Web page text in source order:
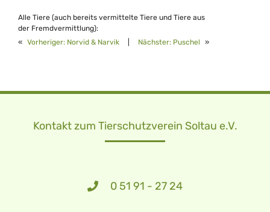
Alle Tiere (auch bereits vermittelte Tiere und Tiere aus
der Fremdvermittlung):
« Vorheriger: Norvid & Narvik Nächster: Puschel »
Kontakt zum Tierschutzverein Soltau e.V.
0 51 91 - 27 24